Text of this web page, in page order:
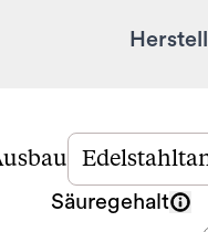
Säuregehalt